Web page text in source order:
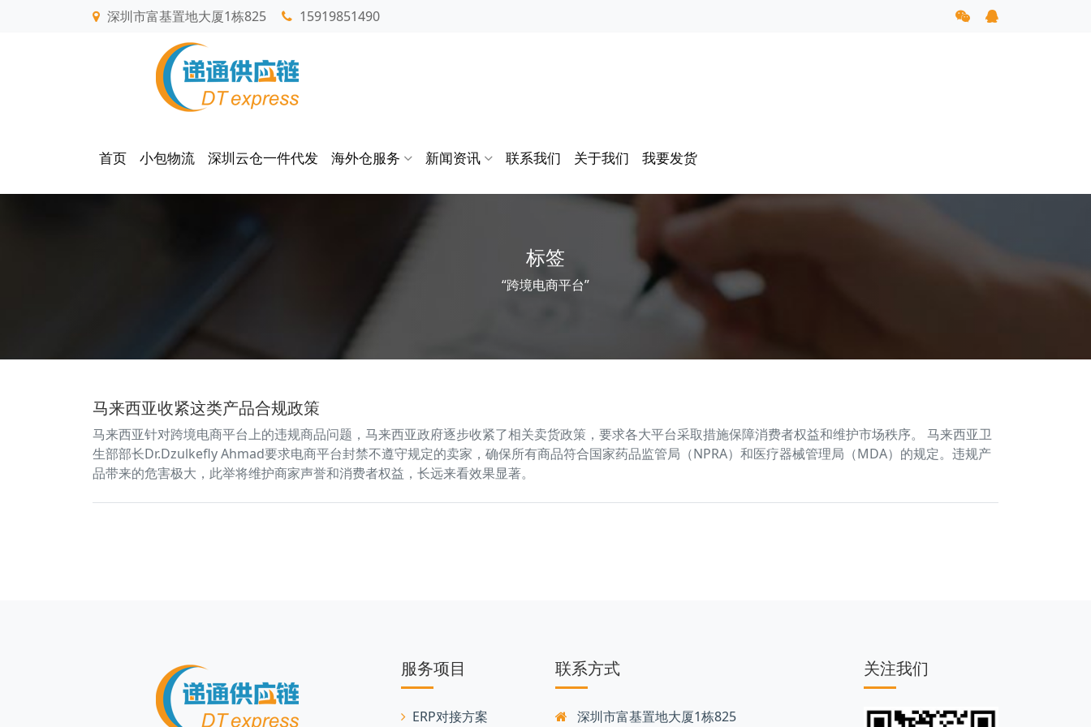
深圳市富基置地大厦1栋825 15919851490
首页 小包物流 深圳云仓一件代发 海外仓服务 新闻资讯 联系我们 关于我们 我要发货
标签
“跨境电商平台”
马来西亚收紧这类产品合规政策
马来西亚针对跨境电商平台上的违规商品问题，马来西亚政府逐步收紧了相关卖货政策，要求各大平台采取措施保障消费者权益和维护市场秩序。 马来西亚卫
生部部长Dr.Dzulkefly Ahmad要求电商平台封禁不遵守规定的卖家，确保所有商品符合国家药品监管局（NPRA）和医疗器械管理局（MDA）的规定。违规产
品带来的危害极大，此举将维护商家声誉和消费者权益，长远来看效果显著。
服务项目
ERP对接方案
联系方式
深圳市富基置地大厦1栋825
关注我们